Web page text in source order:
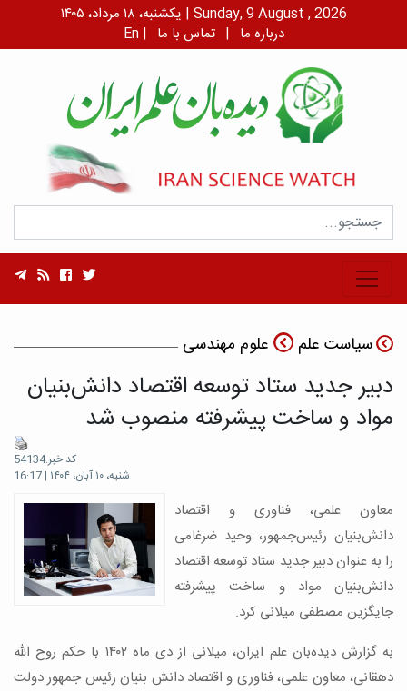
یکشنبه، ۱۸ مرداد، ۱۴۰۵ | Sunday, 9 August , 2026
En | درباره ما | تماس با ما
سیاست علم علوم مهندسی
دبیر جدید ستاد توسعه اقتصاد دانش‌بنیان
مواد و ساخت پیشرفته منصوب شد
کد خبر:54134
شنبه، ۱۰ آبان، ۱۴۰۴ | 16:17
معاون علمی، فناوری و اقتصاد
دانش‌بنیان رئیس‌جمهور، وحید ضرغامی
را به عنوان دبیر جدید ستاد توسعه اقتصاد
دانش‌بنیان مواد و ساخت پیشرفته
جایگزین مصطفی میلانی کرد.
به گزارش دیده‌بان علم ایران، میلانی از دی ماه ۱۴۰۲ با حکم روح الله
دهقانی، معاون علمی، فناوری و اقتصاد دانش بنیان رئیس جمهور دولت